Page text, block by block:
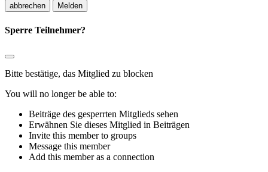
Melden
Sperre Teilnehmer?
Bitte bestätige, das Mitglied zu blocken
You will no longer be able to:
Beiträge des gesperrten Mitglieds sehen
Erwähnen Sie dieses Mitglied in Beiträgen
Invite this member to groups
Message this member
Add this member as a connection